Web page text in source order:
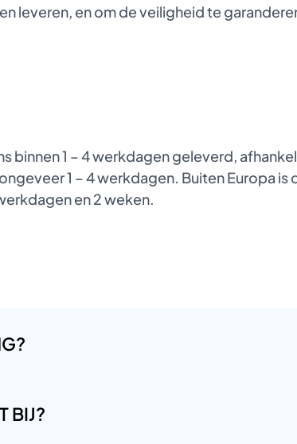
leveren, en om de veiligheid te
1 – 4 werkdagen geleverd,
1 – 4 werkdagen. Buiten Europa is
en 2 weken.
BIJ?